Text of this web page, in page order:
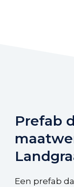
Prefab
Een prefab